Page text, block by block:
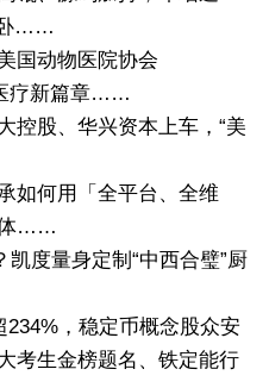
卧……
动物医院协会
疗新篇章……
股、华兴资本上车，“美
何用「全平台、全维
体……
度量身定制“中西合璧”厨
，稳定币概念股众安
考生金榜题名、铁定能行